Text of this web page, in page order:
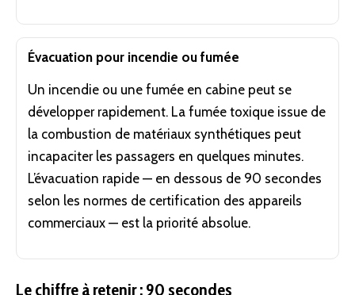
Évacuation pour incendie ou fumée
Un incendie ou une fumée en cabine peut se
développer rapidement. La fumée toxique issue de
la combustion de matériaux synthétiques peut
incapaciter les passagers en quelques minutes.
L’évacuation rapide — en dessous de 90 secondes
selon les normes de certification des appareils
commerciaux — est la priorité absolue.
Le chiffre à retenir : 90 secondes